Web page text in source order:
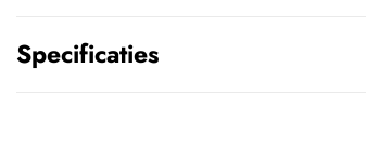
Specificaties